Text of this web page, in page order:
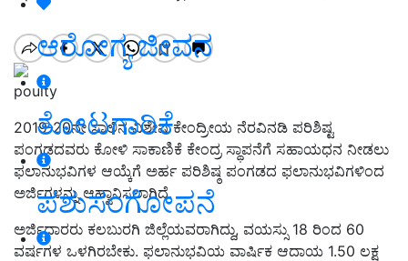
ಆರೋಗ್ಯ ಜೀವನ
ತೋಟಗಾರಿಕೆ
ಪಶುಸಂಗೋಪನೆ
poulty
2019-20ನೇ ಸಾಲಿನ ವಿಶೇಷ ಕೇಂದ್ರೀಯ ನೆರವಿನಡಿ ಪರಿಶಿಷ್ಟ
ಪಂಗಡದವರು ಕೋಳಿ ಸಾಕಾಣಿಕೆ ಕೇಂದ್ರ ಸ್ಥಾಪನೆಗೆ ಸಹಾಯಧನ ನೀಡಲು
ಫಲಾನುಭವಿಗಳ ಆಯ್ಕೆಗೆ ಅರ್ಹ ಪರಿಶಿಷ್ಠ ಪಂಗಡದ ಫಲಾನುಭವಿಗಳಿಂದ
ಅರ್ಜಿಗಳನ್ನು ಆಹ್ವಾನಿಸಲಾಗಿದೆ.
ಅರ್ಜಿದಾರರು ಕಲಬುರಗಿ ಜಿಲ್ಲೆಯವರಾಗಿದ್ದು, ವಯಸ್ಸು 18 ರಿಂದ 60
ವರ್ಷಗಳ ಒಳಗಿರಬೇಕು. ಫಲಾನುಭವಿಯ ವಾರ್ಷಿಕ ಆದಾಯ 1.50 ಲಕ್ಷ